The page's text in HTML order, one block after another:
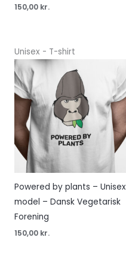
150,00 kr.
Unisex - T-shirt
Powered by plants – Unisex
model – Dansk Vegetarisk
Forening
150,00 kr.